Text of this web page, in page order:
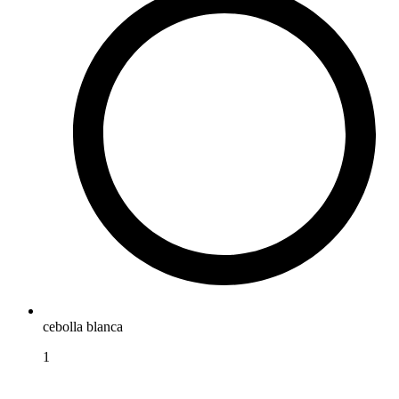
cebolla blanca
1